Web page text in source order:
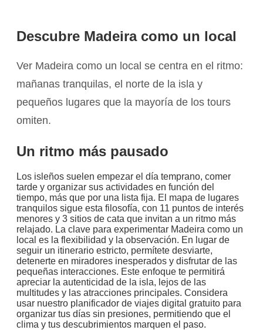
Descubre Madeira como un local
Ver Madeira como un local se centra en el ritmo:
mañanas tranquilas, el norte de la isla y
pequeños lugares que la mayoría de los tours
omiten.
Un ritmo más pausado
Los isleños suelen empezar el día temprano, comer
tarde y organizar sus actividades en función del
tiempo, más que por una lista fija. El mapa de lugares
tranquilos sigue esta filosofía, con 11 puntos de interés
menores y 3 sitios de cata que invitan a un ritmo más
relajado. La clave para experimentar Madeira como un
local es la flexibilidad y la observación. En lugar de
seguir un itinerario estricto, permítete desviarte,
detenerte en miradores inesperados y disfrutar de las
pequeñas interacciones. Este enfoque te permitirá
apreciar la autenticidad de la isla, lejos de las
multitudes y las atracciones principales. Considera
usar nuestro planificador de viajes digital gratuito para
organizar tus días sin presiones, permitiendo que el
clima y tus descubrimientos marquen el paso.